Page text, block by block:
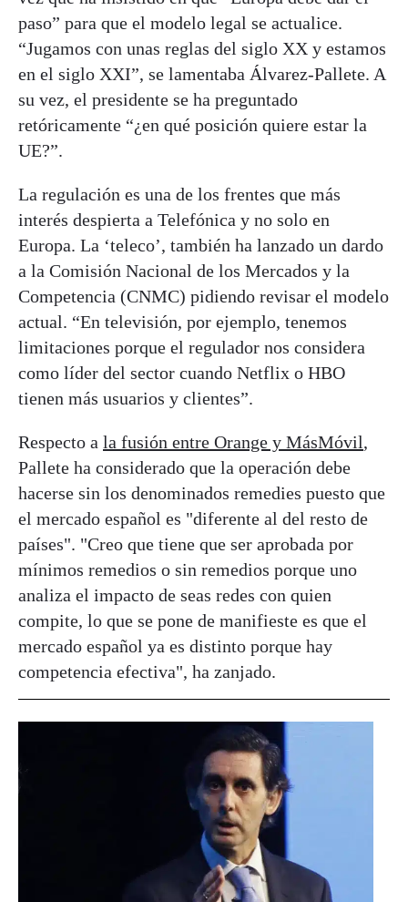
paso” para que el modelo legal se actualice.
“Jugamos con unas reglas del siglo XX y estamos
en el siglo XXI”, se lamentaba Álvarez-Pallete. A
su vez, el presidente se ha preguntado
retóricamente “¿en qué posición quiere estar la
UE?”.
La regulación es una de los frentes que más
interés despierta a Telefónica y no solo en
Europa. La ‘teleco’, también ha lanzado un dardo
a la Comisión Nacional de los Mercados y la
Competencia (CNMC) pidiendo revisar el modelo
actual. “En televisión, por ejemplo, tenemos
limitaciones porque el regulador nos considera
como líder del sector cuando Netflix o HBO
tienen más usuarios y clientes”.
Respecto a la fusión entre Orange y MásMóvil,
Pallete ha considerado que la operación debe
hacerse sin los denominados remedies puesto que
el mercado español es "diferente al del resto de
países". "Creo que tiene que ser aprobada por
mínimos remedios o sin remedios porque uno
analiza el impacto de seas redes con quien
compite, lo que se pone de manifieste es que el
mercado español ya es distinto porque hay
competencia efectiva", ha zanjado.